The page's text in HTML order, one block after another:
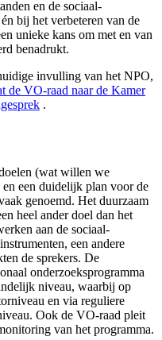
en de sociaal-
bij het verbeteren van de
unieke kans om met en van
benadrukt.
invulling van het NPO,
de VO-raad naar de Kamer
.
(wat willen we
een duidelijk plan voor de
genoemd. Het duurzaam
heel ander doel dan het
aan de sociaal-
een andere
de sprekers. De
onderzoeksprogramma
niveau, waarbij op
en via reguliere
Ook de VO-raad pleit
van het programma.